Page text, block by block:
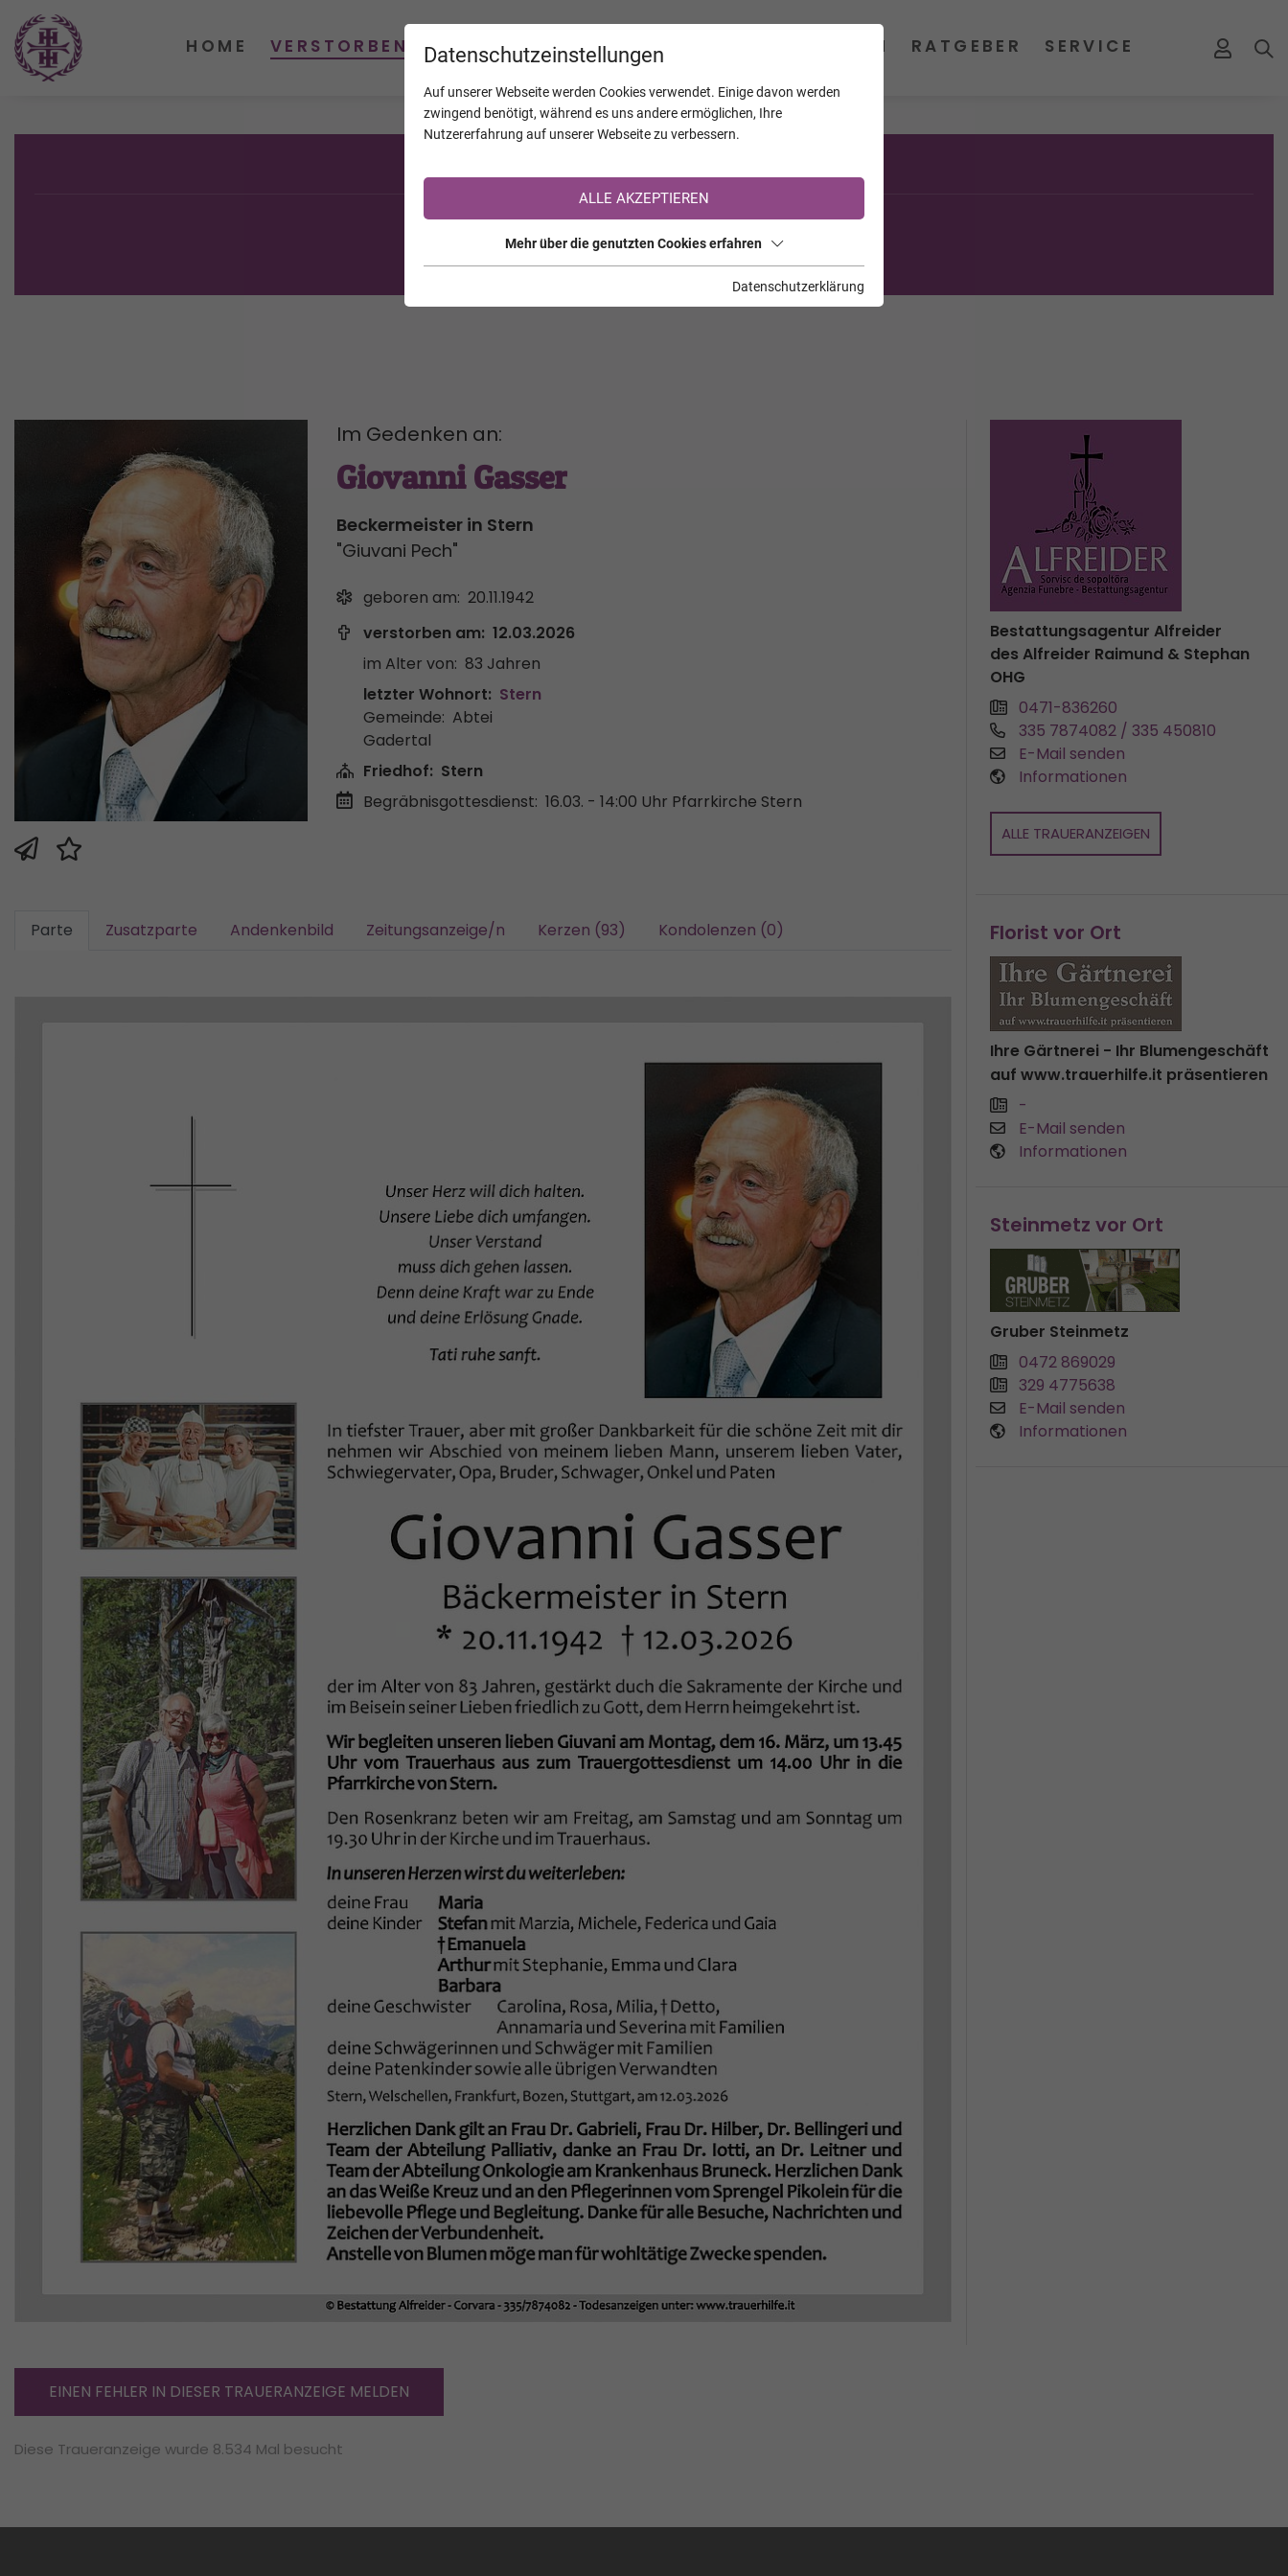
Sie sind noch nicht auf TrauerHilfe.it registriert?
>> zur kostenlosen Registrierung <<
Im Gedenken an:
Giovanni Gasser
Beckermeister in Stern
"Giuvani Pech"
geboren am: 20.11.1942
verstorben am: 12.03.2026
im Alter von: 83 Jahren
letzter Wohnort: Stern
Gemeinde: Abtei
Gadertal
Friedhof: Stern
Begräbnisgottesdienst: 16.03. - 14:00 Uhr Pfarrkirche Stern
Parte Zusatzparte Andenkenbild Zeitungsanzeige/n Kerzen (93) Kondolenzen (0)
Bestattungsagentur Alfreider
des Alfreider Raimund & Stephan
OHG
0471-836260
335 7874082 / 335 450810
E-Mail senden
Informationen
ALLE TRAUERANZEIGEN
Florist vor Ort
Ihre Gärtnerei - Ihr Blumengeschäft
auf www.trauerhilfe.it präsentieren
-
E-Mail senden
Informationen
Steinmetz vor Ort
Gruber Steinmetz
0472 869029
329 4775638
E-Mail senden
Informationen
EINEN FEHLER IN DIESER TRAUERANZEIGE MELDEN
Diese Traueranzeige wurde 8.534 Mal besucht
Datenschutzeinstellungen
Auf unserer Webseite werden Cookies verwendet. Einige davon werden
zwingend benötigt, während es uns andere ermöglichen, Ihre
Nutzererfahrung auf unserer Webseite zu verbessern.
ALLE AKZEPTIEREN
Mehr über die genutzten Cookies erfahren
Datenschutzerklärung
HOME VERSTORBENE KALENDER JAHRESTAGE UNTERNEHMEN RATGEBER SERVICE